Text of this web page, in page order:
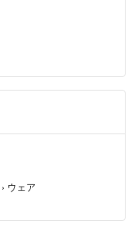
› ウェア